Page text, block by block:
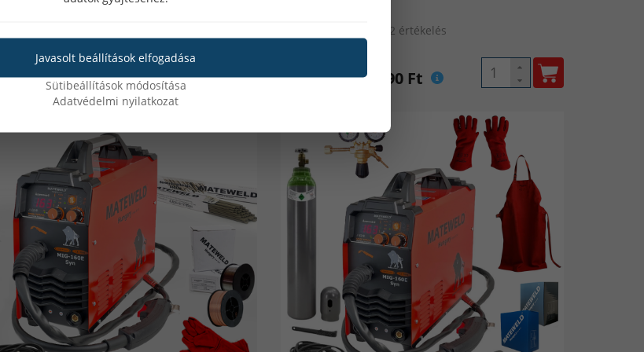
A legfontosabb kérdések vásárlás előtt
tegyünk fel magunkban néhány alapkérdést, hogy véletlenül se távozzunk
az esetleges melléválasztás következtében.
nem sajnálnánk egy új hegesztőgépre költeni? Esetünkben nem csak és
figyelembe kell venni, hanem a kiegészítők és tartozékok is lényegesek.
beszerzése esetében ilyen lehet a védőgáz tároló palack, vagy a fogyó porbeles
felül, ha a hegesztést, mint új hobbit választottuk, számításba kell venni a
költségét is. Szükségünk lesz hegesztőpajzsra (kézi- vagy fejpajzs), esetleg
ár: 89 990 Ft
22 értékelés
Lista ár: 139 490 Ft
Javasolt beállítások elfogadása
Sütibeállítások módosítása
Adatvédelmi nyilatkozat